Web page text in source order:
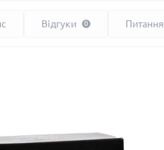
Відгуки 0 Питання